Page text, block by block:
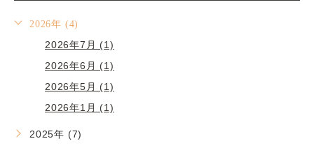
2026年 (4)
2026年7月 (1)
2026年6月 (1)
2026年5月 (1)
2026年1月 (1)
2025年 (7)